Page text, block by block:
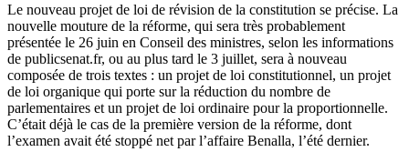
Le nouveau projet de loi de révision de la constitution se précise. La
nouvelle mouture de la réforme, qui sera très probablement
présentée le 26 juin en Conseil des ministres, selon les informations
de publicsenat.fr, ou au plus tard le 3 juillet, sera à nouveau
composée de trois textes : un projet de loi constitutionnel, un projet
de loi organique qui porte sur la réduction du nombre de
parlementaires et un projet de loi ordinaire pour la proportionnelle.
C’était déjà le cas de la première version de la réforme, dont
l’examen avait été stoppé net par l’affaire Benalla, l’été dernier.